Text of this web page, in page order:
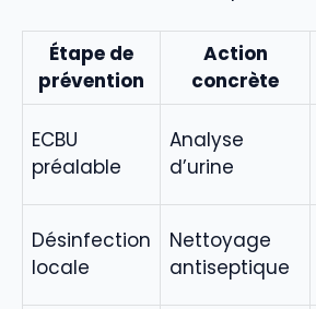
Étape de
prévention
Action
concrète
ECBU
préalable
Analyse
d’urine
Désinfection
locale
Nettoyage
antiseptique